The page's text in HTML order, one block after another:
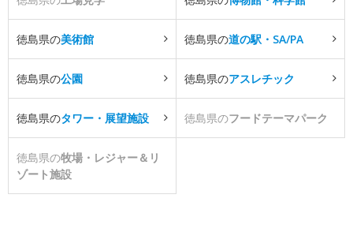
徳島県の美術館 徳島県の道の駅・SA/PA
徳島県の公園 徳島県のアスレチック
徳島県のタワー・展望施設 徳島県のフードテーマパーク
徳島県の牧場・レジャー＆リ
ゾート施設